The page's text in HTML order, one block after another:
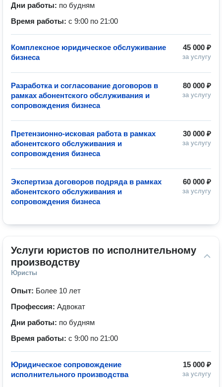
Дни работы: по будням
Время работы: с 9:00 по 21:00
45 000 ₽
за услугу
Комплексное юридическое обслуживание
бизнеса
80 000 ₽
за услугу
Разработка и согласование договоров в
рамках абонентского обслуживания и
сопровождения бизнеса
30 000 ₽
за услугу
Претензионно-исковая работа в рамках
абонентского обслуживания и
сопровождения бизнеса
60 000 ₽
за услугу
Экспертиза договоров подряда в рамках
абонентского обслуживания и
сопровождения бизнеса
Услуги юристов по исполнительному
производству
Юристы
Опыт: Более 10 лет
Профессия: Адвокат
Дни работы: по будням
Время работы: с 9:00 по 21:00
15 000 ₽
за услугу
Юридическое сопровождение
исполнительного производства